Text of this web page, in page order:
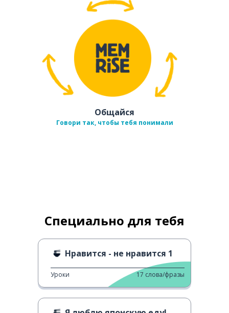
Общайся
Говори так, чтобы тебя понимали
Специально для тебя
Нравится - не нравится 1
Уроки 17 слова/фразы